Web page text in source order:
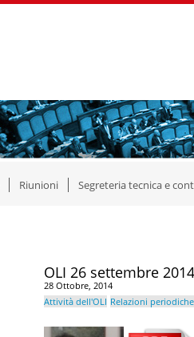
Riunioni Segreteria tecnica e
OLI 26 settembre
28 Ottobre, 2014
Attività dell'OLI Relazioni periodiche